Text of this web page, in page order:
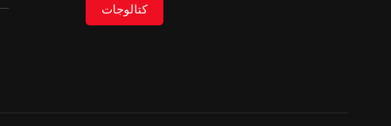
كتالوجات